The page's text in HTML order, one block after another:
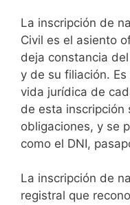
La inscripción de
Civil es el asiento
deja constancia
y de su filiación.
vida jurídica de
de esta inscripción
obligaciones, y se
como el DNI,
La inscripción de
registral que